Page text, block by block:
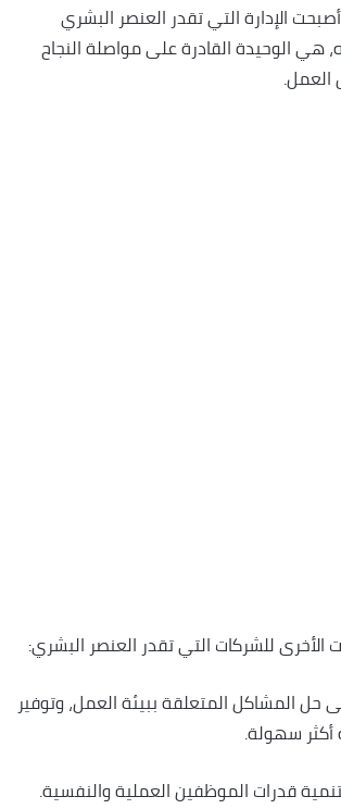
الإدارة التي تقدر العنصر البشري
هي الوحيدة القادرة على مواصلة النجاح
للشركات التي تقدر العنصر البشري:
حل المشاكل المتعلقة ببيئة العمل، وتوفير
أكثر سهولة.